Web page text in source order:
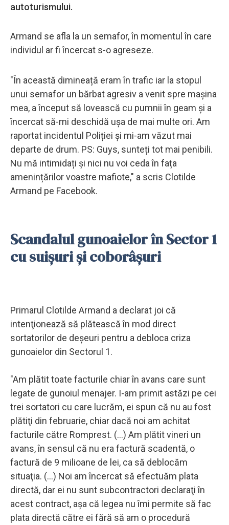
autoturismului.
Armand se afla la un semafor, în momentul în care
individul ar fi încercat s-o agreseze.
"În această dimineață eram în trafic iar la stopul
unui semafor un bărbat agresiv a venit spre mașina
mea, a început să lovească cu pumnii în geam și a
încercat să-mi deschidă ușa de mai multe ori. Am
raportat incidentul Poliției și mi-am văzut mai
departe de drum. PS: Guys, sunteți tot mai penibili.
Nu mă intimidați și nici nu voi ceda în fața
amenințărilor voastre mafiote," a scris Clotilde
Armand pe Facebook.
Scandalul gunoaielor în Sector 1
cu suișuri și coborâșuri
Primarul Clotilde Armand a declarat joi că
intenţionează să plătească în mod direct
sortatorilor de deşeuri pentru a debloca criza
gunoaielor din Sectorul 1.
"Am plătit toate facturile chiar în avans care sunt
legate de gunoiul menajer. I-am primit astăzi pe cei
trei sortatori cu care lucrăm, ei spun că nu au fost
plătiţi din februarie, chiar dacă noi am achitat
facturile către Romprest. (...) Am plătit vineri un
avans, în sensul că nu era factură scadentă, o
factură de 9 milioane de lei, ca să deblocăm
situaţia. (...) Noi am încercat să efectuăm plata
directă, dar ei nu sunt subcontractori declaraţi în
acest contract, aşa că legea nu îmi permite să fac
plata directă către ei fără să am o procedură